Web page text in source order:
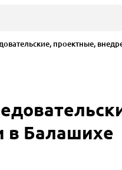
проектные,
в Балашихе